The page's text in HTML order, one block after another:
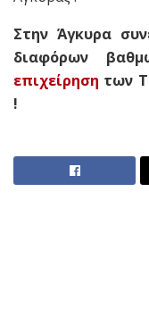
Στην Άγκυρα
διαφόρων
επιχείρηση των
!